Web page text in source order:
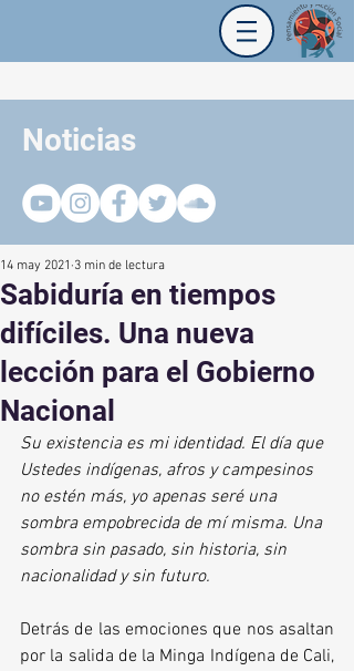
Noticias
Sabiduría en tiempos
difíciles. Una nueva
lección para el Gobierno
Nacional
14 may 2021 3 min de lectura
Su existencia es mi identidad. El día que
Ustedes indígenas, afros y campesinos
no estén más, yo apenas seré una
sombra empobrecida de mí misma. Una
sombra sin pasado, sin historia, sin
nacionalidad y sin futuro.
Detrás de las emociones que nos asaltan
por la salida de la Minga Indígena de Cali,